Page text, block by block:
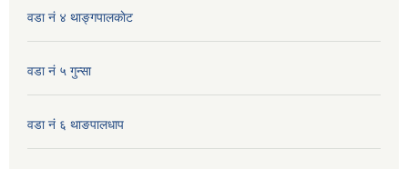
वडा नं ४ थाङ्गपालकाेट
वडा नं ५ गुन्सा
वडा नं ६ थाङपालधाप